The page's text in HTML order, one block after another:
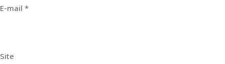
E-mail *
Site